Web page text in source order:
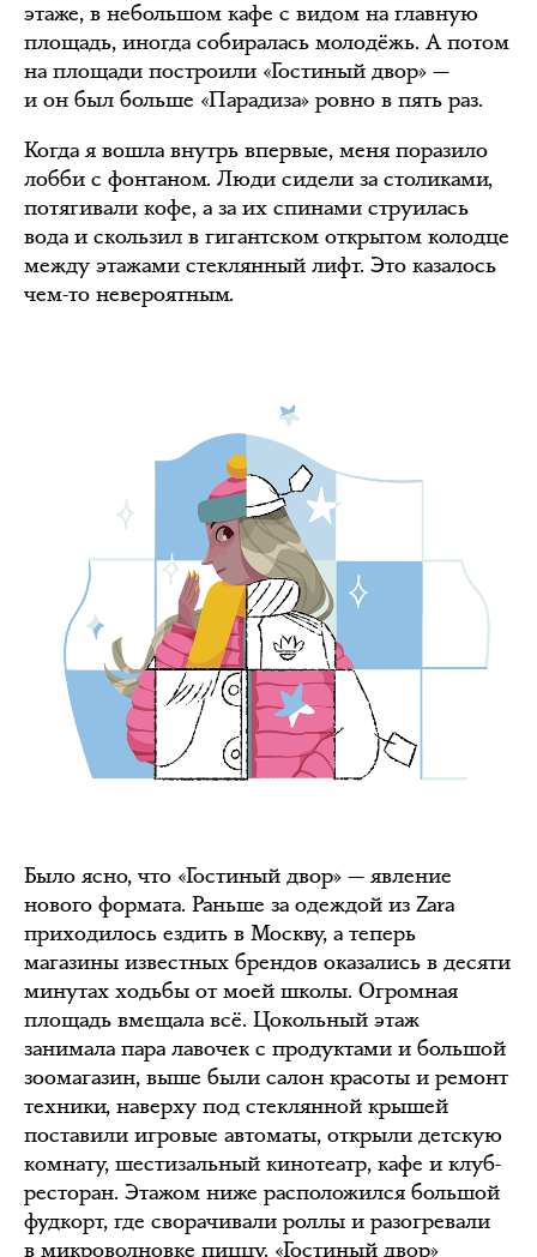
этаже, в небольшом кафе с видом на главную
площадь, иногда собиралась молодёжь. А потом
на площади построили «Гостиный двор» —
и он был больше «Парадиза» ровно в пять раз.
Когда я вошла внутрь впервые, меня поразило
лобби с фонтаном. Люди сидели за столиками,
потягивали кофе, а за их спинами струилась
вода и скользил в гигантском открытом колодце
между этажами стеклянный лифт. Это казалось
чем-то невероятным.
Было ясно, что «Гостиный двор» — явление
нового формата. Раньше за одеждой из Zara
приходилось ездить в Москву, а теперь
магазины известных брендов оказались в десяти
минутах ходьбы от моей школы. Огромная
площадь вмещала всё. Цокольный этаж
занимала пара лавочек с продуктами и большой
зоомагазин, выше были салон красоты и ремонт
техники, наверху под стеклянной крышей
поставили игровые автоматы, открыли детскую
комнату, шестизальный кинотеатр, кафе и клуб-
ресторан. Этажом ниже расположился большой
фудкорт, где сворачивали роллы и разогревали
в микроволновке пиццу. «Гостиный двор»